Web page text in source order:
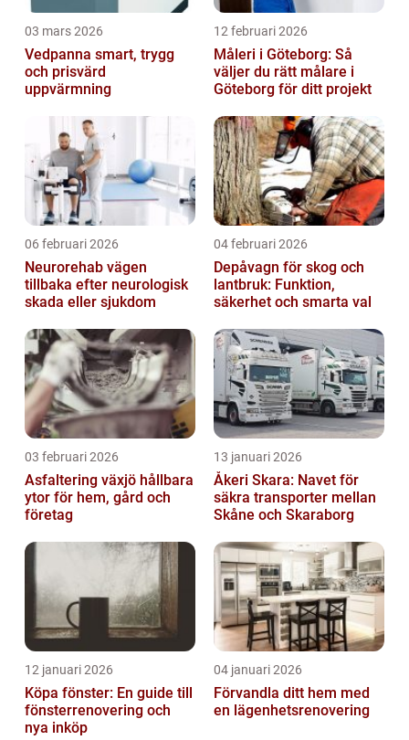
03 mars 2026
Vedpanna smart, trygg
och prisvärd
uppvärmning
12 februari 2026
Måleri i Göteborg: Så
väljer du rätt målare i
Göteborg för ditt projekt
06 februari 2026
Neurorehab vägen
tillbaka efter neurologisk
skada eller sjukdom
04 februari 2026
Depåvagn för skog och
lantbruk: Funktion,
säkerhet och smarta val
03 februari 2026
Asfaltering växjö hållbara
ytor för hem, gård och
företag
13 januari 2026
Åkeri Skara: Navet för
säkra transporter mellan
Skåne och Skaraborg
12 januari 2026
Köpa fönster: En guide till
fönsterrenovering och
nya inköp
04 januari 2026
Förvandla ditt hem med
en lägenhetsrenovering